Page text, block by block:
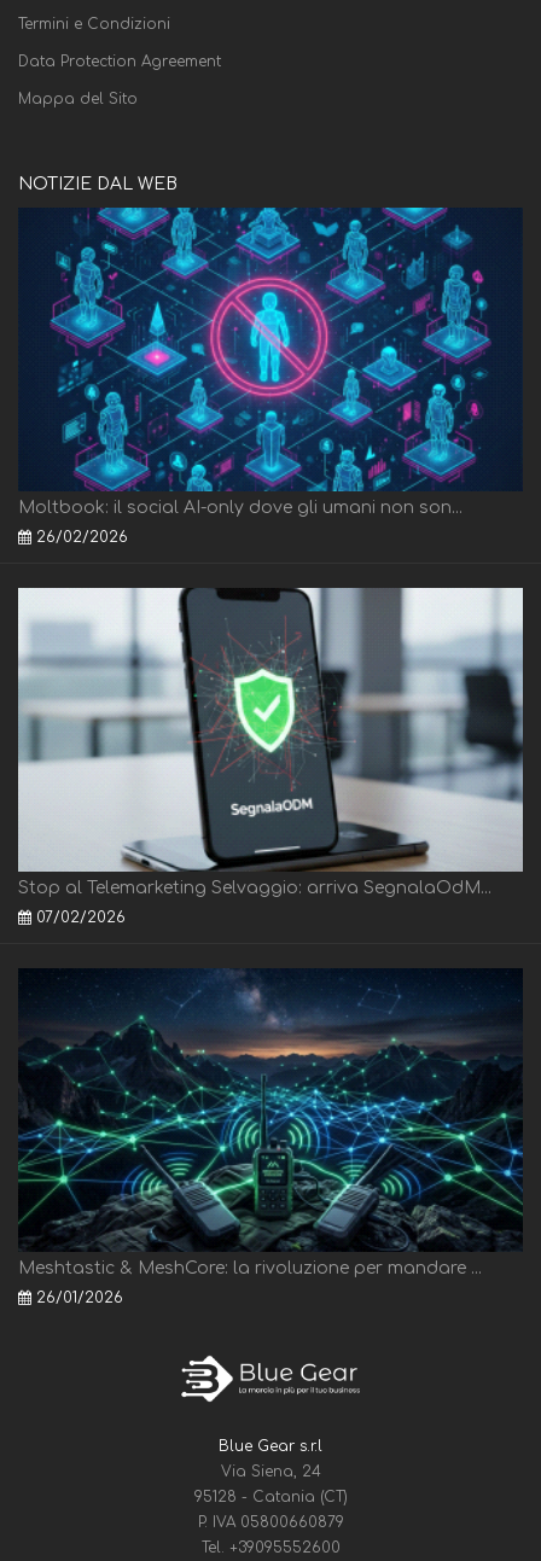
Termini e Condizioni
Data Protection Agreement
Mappa del Sito
NOTIZIE DAL WEB
Moltbook: il social AI-only dove gli umani non son...
26/02/2026
Stop al Telemarketing Selvaggio: arriva SegnalaOdM...
07/02/2026
Meshtastic & MeshCore: la rivoluzione per mandare ...
26/01/2026
Blue Gear s.r.l
Via Siena, 24
95128 - Catania (CT)
P. IVA 05800660879
Tel. +39095552600